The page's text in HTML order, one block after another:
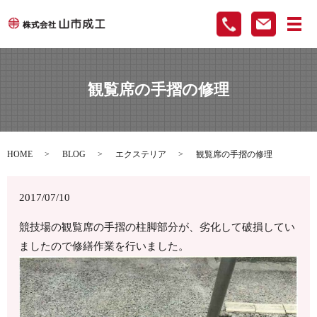
メ
観覧席の手摺の修理
HOME BLOG エクステリア 観覧席の手摺の修理
2017/07/10
競技場の観覧席の手摺の柱脚部分が、劣化して破損してい
ましたので修繕作業を行いました。